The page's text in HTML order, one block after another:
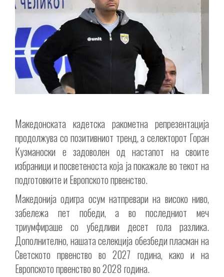
Македонската кадетска ракометна репрезентација
продолжува со позитивниот тренд, а селекторот Горан
Кузманоски е задоволен од настапот на своите
избраници и посветеноста која ја покажале во текот на
подготовките и Европското првенство.
Македонија одигра осум натпревари на високо ниво,
забележа пет победи, а во последниот меч
триумфираше со убедливи десет гола разлика.
Дополнително, нашата селекција обезбеди пласман на
Светското првенство во 2027 година, како и на
Европското првенство во 2028 година.